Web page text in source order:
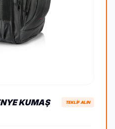
KUMAŞ
TEKLİF ALIN